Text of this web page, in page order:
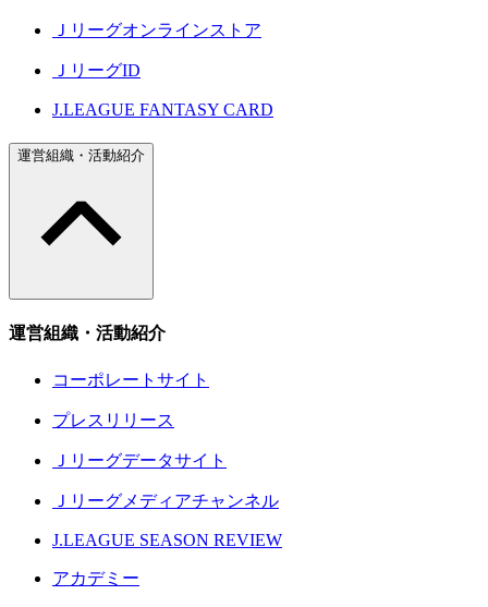
Ｊリーグオンラインストア
ＪリーグID
J.LEAGUE FANTASY CARD
運営組織・活動紹介
運営組織・活動紹介
コーポレートサイト
プレスリリース
Ｊリーグデータサイト
Ｊリーグメディアチャンネル
J.LEAGUE SEASON REVIEW
アカデミー